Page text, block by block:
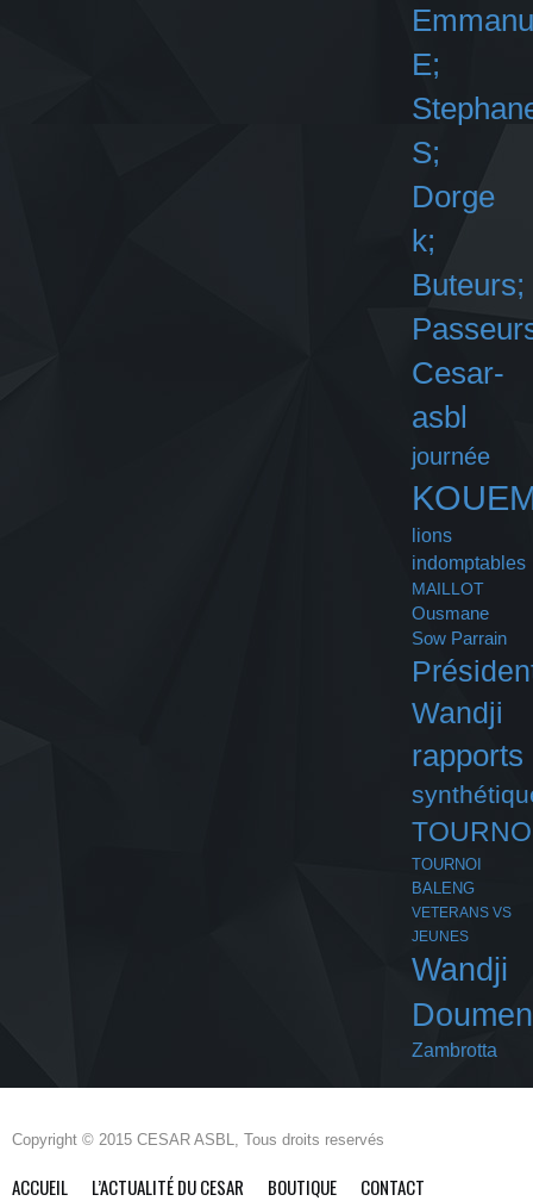
E;
S;
Dorge
k;
Buteurs;
Cesar-
asbl
journée
lions
indomptables
MAILLOT
Ousmane
Sow Parrain
Wandji
rapports
TOURNOI
BALENG
VETERANS VS
JEUNES
Wandji
Doumen
Zambrotta
Copyright © 2015 CESAR ASBL, Tous droits reservés
ACCUEIL L’ACTUALITÉ DU CESAR BOUTIQUE CONTACT